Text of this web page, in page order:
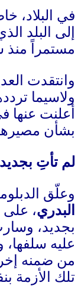
في البلاد،
إلى البلد
مستمراً منذ
وانتقدت
ولاسيما
أعلنت عنها
بشأن
لم تأتِ بجديد
وعلّق
البدري، على
بجديد،
عليه سلفها،
من ضمنه
تلك الأزمة